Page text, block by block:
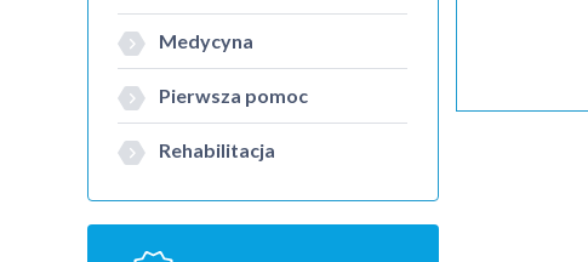
Medycyna
Pierwsza pomoc
Rehabilitacja